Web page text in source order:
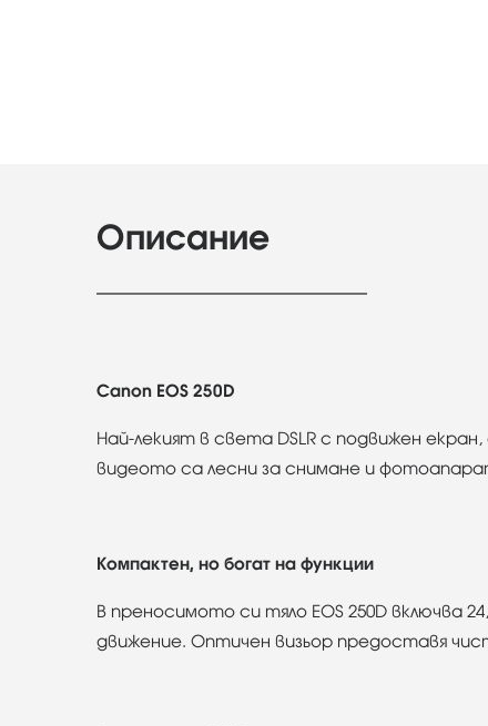
Описание
Canon EOS 250D
Най-лекият в света DSLR с подвижен
видеото са лесни за снимане и
Компактен, но богат на функции
В преносимото си тяло EOS 250D включва
движение. Оптичен визьор предоставя